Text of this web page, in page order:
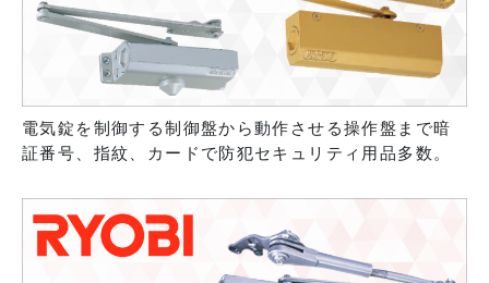
電気錠を制御する制御盤から動作させる操作盤まで暗
証番号、指紋、カードで防犯セキュリティ用品多数。